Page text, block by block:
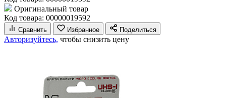
Оригинальный товар
Код товара: 00000019592
Сравнить Избранное Поделиться
Авторизуйтесь, чтобы снизить цену